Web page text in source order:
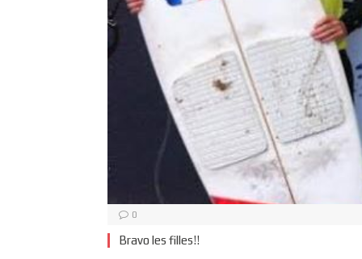
0
Bravo les filles!!